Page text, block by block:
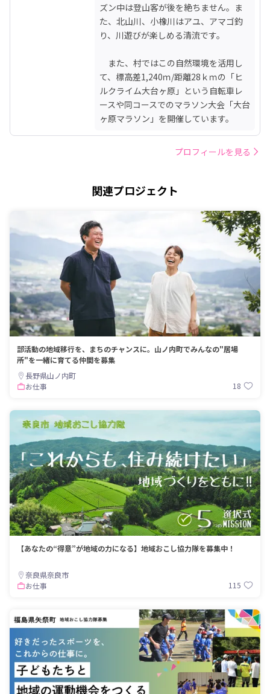
ズン中は登山客が後を絶ちません。ま
た、北山川、小橡川はアユ、アマゴ釣
り、川遊びが楽しめる清流です。
また、村ではこの自然環境を活用し
て、標高差1,240ｍ/距離28ｋｍの「ヒ
ルクライム大台ヶ原」という自転車レ
ースや同コースでのマラソン大会「大台
ヶ原マラソン」を開催しています。
プロフィールを見る
関連プロジェクト
部活動の地域移行を、まちのチャンスに。山ノ内町でみんなの"居場
所"を一緒に育てる仲間を募集
長野県山ノ内町
お仕事
18
【あなたの“得意”が地域の力になる】地域おこし協力隊を募集中！
奈良県奈良市
お仕事
115